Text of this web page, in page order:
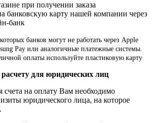
при получении заказа
банковскую карту нашей компании через
банк
банков могут не работать через Apple
Pay или аналогичные платежные системы.
оплаты используйте пластиковую карту
для юридических лиц
на оплату Вам необходимо
юридического лица, на которое